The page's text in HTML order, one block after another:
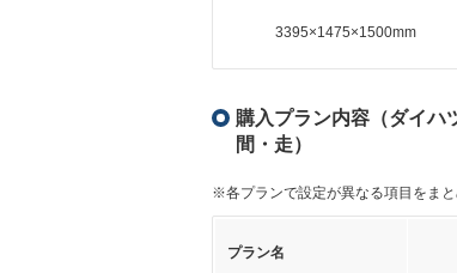
3395×1475×1500mm
購入プラン内容（ダイ
間・走）
※各プランで設定が異なる項目をま
プラン名